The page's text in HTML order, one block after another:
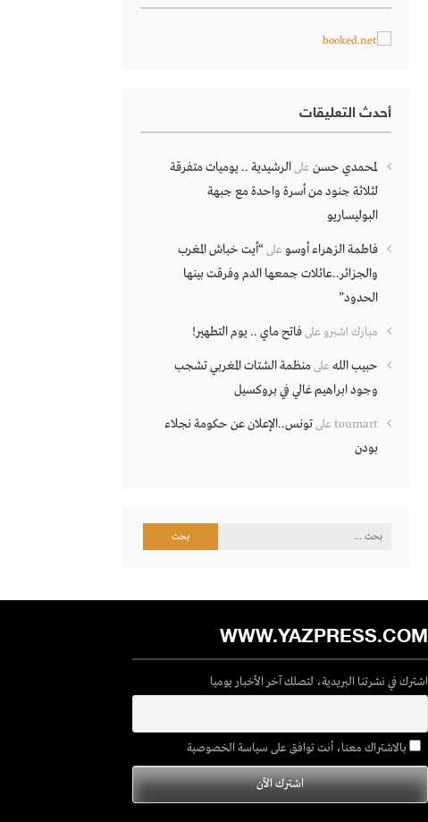
أحدث التعليقات
لمحمدي حسن علىالرشيدية .. يوميات متفرقة
لثلاثة جنود من أسرة واحدة مع جبهة
البوليساريو
فاطمة الزهراء أوسو على“أيت خباش المغرب
والجزائر..عائلات جمعها الدم وفرقت بينها
الحدود”
مبارك اشبرو علىفاتح ماي .. يوم التطهير!
حبيب الله علىمنظمة الشتات المغربي تشجب
وجود ابراهيم غالي في بروكسيل
toumart علىتونس..الإعلان عن حكومة نجلاء
بودن
البحث
WWW.YAZPRESS.COM
اشترك في نشرتنا البريدية، لتصلك آخر الأخبار يوميا
بالاشتراك معنا، أنت توافق على سياسة الخصوصية